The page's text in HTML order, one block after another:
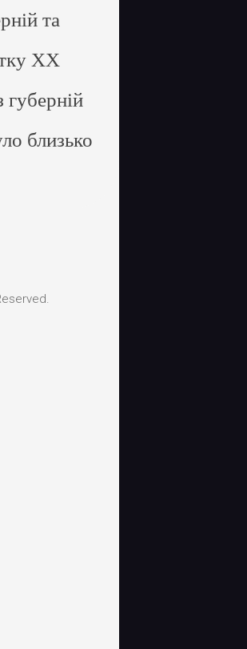
та
ХХ
губерній
близько